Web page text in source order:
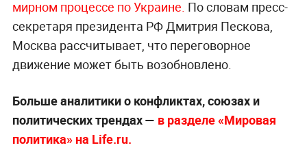
мирном процессе по Украине. По словам пресс-
секретаря президента РФ Дмитрия Пескова,
Москва рассчитывает, что переговорное
движение может быть возобновлено.
Больше аналитики о конфликтах, союзах и
политических трендах — в разделе «Мировая
политика» на Life.ru.